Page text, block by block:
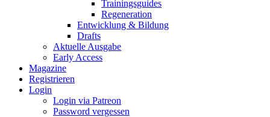
Trainingsguides
Regeneration
Entwicklung & Bildung
Drafts
Aktuelle Ausgabe
Early Access
Magazine
Registrieren
Login
Login via Patreon
Password vergessen